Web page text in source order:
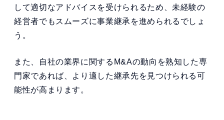
して適切なアドバイスを受けられるため、未経験の
経営者でもスムーズに事業継承を進められるでしょ
う。
また、自社の業界に関するM&Aの動向を熟知した専
門家であれば、より適した継承先を見つけられる可
能性が高まります。